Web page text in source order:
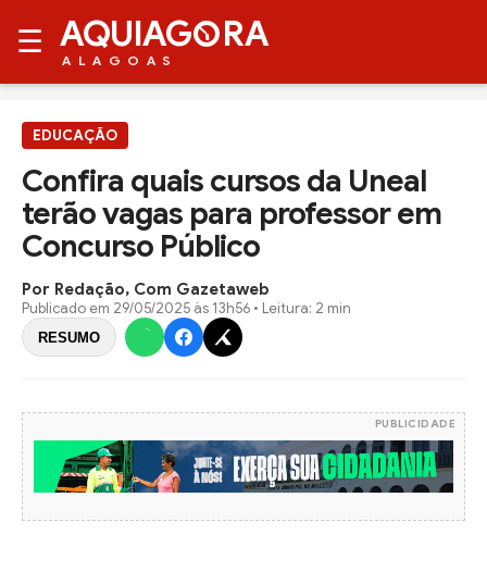
☰ AQUIAG RA
ALAGOAS
EDUCAÇÃO
Confira quais cursos da Uneal
terão vagas para professor em
Concurso Público
Por Redação, Com Gazetaweb
Publicado em 29/05/2025 às 13h56 • Leitura: 2 min
RESUMO
PUBLICIDADE